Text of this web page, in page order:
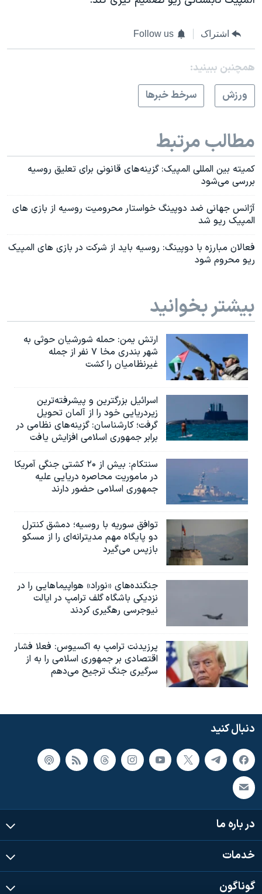
اشتراک Follow us
همچنبن ببینید:
ورزش
سرخط خبرها
مطالب مرتبط
کمیته بین المللی المپیک: گزینه‌های قانونی برای تعلیق روسیه
بررسی می‌شود
آژانس جهانی ضد دوپینگ خواستار محرومیت روسیه از بازی های
المپیک ریو شد
فعالان مبارزه با دوپینگ: روسیه باید از شرکت در بازی های المپیک
ریو محروم شود
بیشتر بخوانید
ارتش یمن: حمله شورشیان حوثی به
شهر بندری مخا ۷ نفر از جمله
غیرنظامیان را کشت
اسرائيل بزرگترین و پیشرفته‌ترین
زیردریایی خود را از آلمان تحویل
گرفت؛ کارشناسان: گزینه‌های نظامی در
برابر جمهوری اسلامی افزایش یافت
سنتکام: بیش از ۲۰ کشتی جنگی آمریکا
در ماموریت محاصره دریایی علیه
جمهوری اسلامی حضور دارند
توافق سوریه با روسیه؛ دمشق کنترل
دو پایگاه مهم مدیترانه‌ای را از مسکو
بازپس می‌گیرد
جنگنده‌های «نوراد» هواپیماهایی را در
نزدیکی باشگاه گلف ترامپ در ایالت
نیوجرسی رهگیری کردند
پرزیدنت ترامپ به اکسیوس: فعلا فشار
اقتصادی بر جمهوری اسلامی را به از
سرگیری جنگ ترجیح می‌دهم
دنبال کنید
در باره ما
خدمات
گوناگون